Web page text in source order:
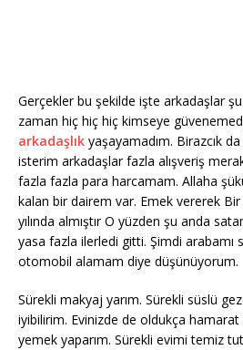
Gerçekler bu şekilde işte arkadaşlar
zaman hiç hiç hiç kimseye
arkadaşlık yaşayamadım. Birazcık
isterim arkadaşlar fazla alışveriş
fazla fazla para harcamam. Allaha
kalan bir dairem var. Emek vererek
yılında almıştır O yüzden şu anda
yasa fazla ilerledi gitti. Şimdi arabamı
otomobil alamam diye düşünüyorum.
Sürekli makyaj yarım. Sürekli süslü
iyibilirim. Evinizde de oldukça hamarat
yemek yaparım. Sürekli evimi temiz